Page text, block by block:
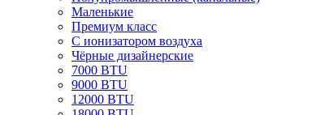
Маленькие
Премиум класс
C ионизатором воздуха
Чёрные дизайнерские
7000 BTU
9000 BTU
12000 BTU